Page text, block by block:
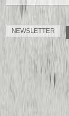
NEWSLETTER